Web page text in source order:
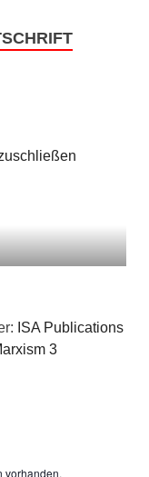
ISA Publications
3
vorhanden.